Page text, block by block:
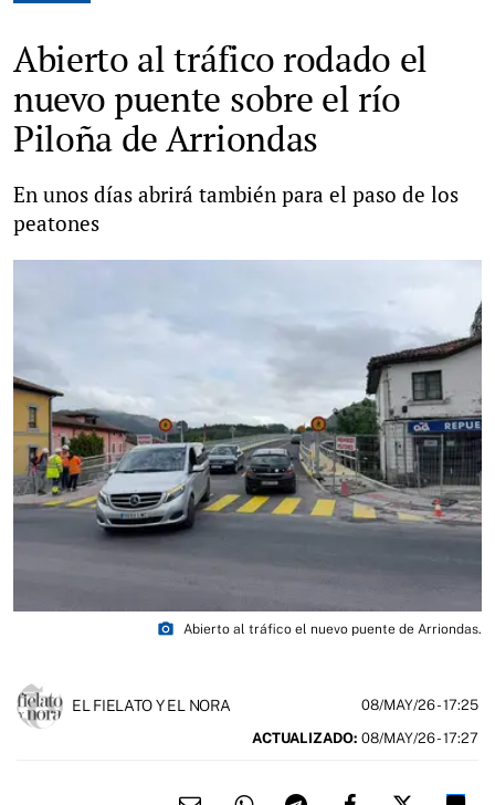
Abierto al tráfico rodado el
nuevo puente sobre el río
Piloña de Arriondas
En unos días abrirá también para el paso de los
peatones
photo_camera Abierto al tráfico el nuevo puente de Arriondas.
EL FIELATO Y EL NORA 08/MAY/26- 17:25
ACTUALIZADO: 08/MAY/26 - 17:27